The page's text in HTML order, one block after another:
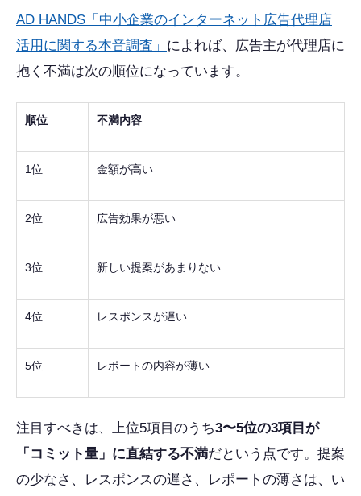
AD HANDS「中小企業のインターネット広告代理店
活用に関する本音調査」 によれば、広告主が代理店に
抱く不満は次の順位になっています。
順位 不満内容
1位 金額が高い
2位 広告効果が悪い
3位 新しい提案があまりない
4位 レスポンスが遅い
5位 レポートの内容が薄い
注目すべきは、上位5項目のうち3〜5位の3項目が
「コミット量」に直結する不満だという点です。提案
の少なさ、レスポンスの遅さ、レポートの薄さは、い